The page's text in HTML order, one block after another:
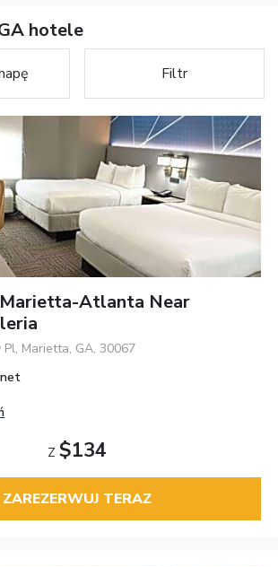
hotele
Filtr
Atlanta Near
Marietta, GA, 30067
Z $134
ZAREZERWUJ TERAZ